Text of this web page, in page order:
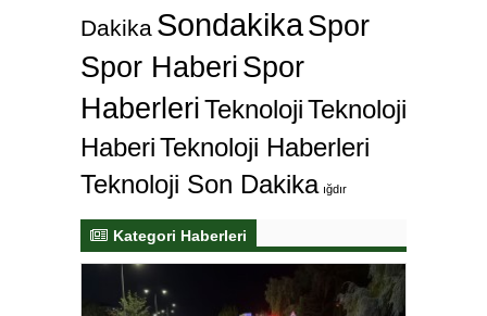
Dakika SondakikaSpor
Spor Haberi Spor
HaberleriTeknolojiTeknoloji
HaberiTeknoloji Haberleri
Teknoloji Son Dakika ığdır
Kategori Haberleri